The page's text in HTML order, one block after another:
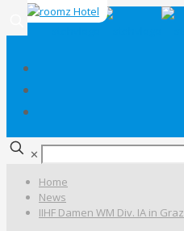
✕
Home
News
IIHF Damen WM Div. IA in Graz